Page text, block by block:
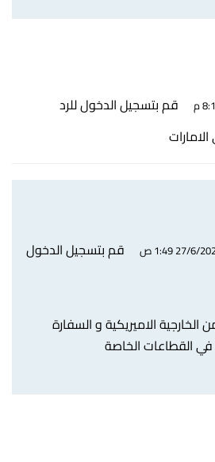
قم بتسجيل الدخول للرد
2022 1:49 ص
قم بتسجيل الدخول
الاميريكية و السفارة
في القطاعات الخاصة